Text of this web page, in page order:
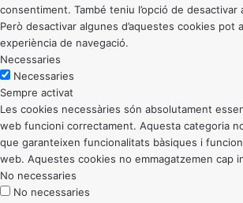
consentiment. També teniu l’opció de desactivar
Però desactivar algunes d’aquestes cookies pot
experiència de navegació.
Necessaries
Necessaries
Sempre activat
Les cookies necessàries són absolutament
web funcioni correctament. Aquesta categoria
que garanteixen funcionalitats bàsiques i
web. Aquestes cookies no emmagatzemen cap
No necessaries
No necessaries